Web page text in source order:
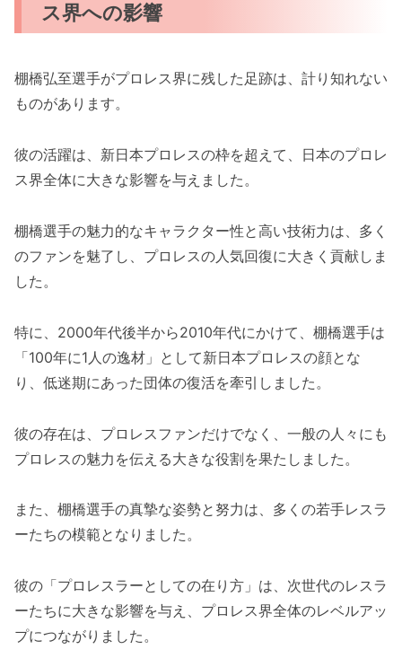
ス界への影響
棚橋弘至選手がプロレス界に残した足跡は、計り知れない
ものがあります。
彼の活躍は、新日本プロレスの枠を超えて、日本のプロレ
ス界全体に大きな影響を与えました。
棚橋選手の魅力的なキャラクター性と高い技術力は、多く
のファンを魅了し、プロレスの人気回復に大きく貢献しま
した。
特に、2000年代後半から2010年代にかけて、棚橋選手は
「100年に1人の逸材」として新日本プロレスの顔とな
り、低迷期にあった団体の復活を牽引しました。
彼の存在は、プロレスファンだけでなく、一般の人々にも
プロレスの魅力を伝える大きな役割を果たしました。
また、棚橋選手の真摯な姿勢と努力は、多くの若手レスラ
ーたちの模範となりました。
彼の「プロレスラーとしての在り方」は、次世代のレスラ
ーたちに大きな影響を与え、プロレス界全体のレベルアッ
プにつながりました。